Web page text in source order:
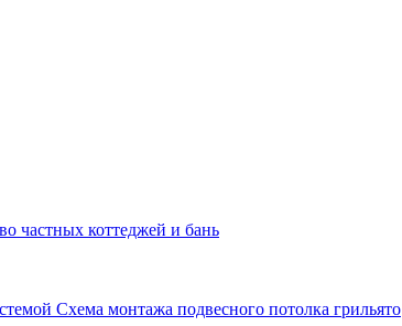
частных коттеджей и бань
Схема монтажа подвесного потолка грильято